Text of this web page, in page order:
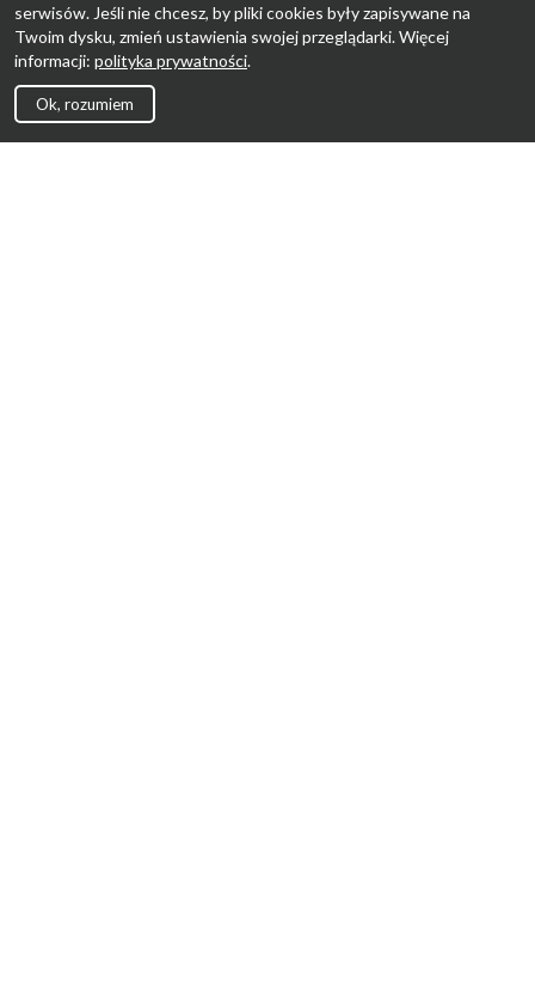
serwisów. Jeśli nie chcesz, by pliki cookies były zapisywane na
Twoim dysku, zmień ustawienia swojej przeglądarki. Więcej
informacji: polityka prywatności.
Ok, rozumiem